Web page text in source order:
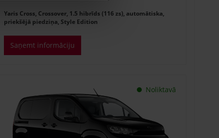
Yaris Cross, Crossover, 1.5 hibrīds (116 zs), automātiska,
priekšējā piedziņa, Style Edition
Saņemt informāciju
Noliktavā